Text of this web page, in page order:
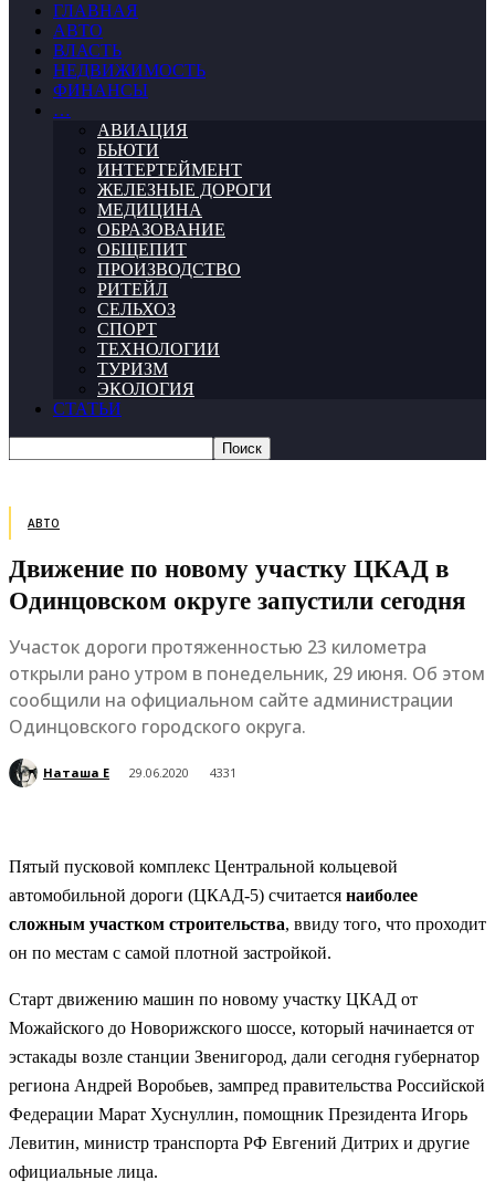
ГЛАВНАЯ
АВТО
ВЛАСТЬ
НЕДВИЖИМОСТЬ
ФИНАНСЫ
…
АВИАЦИЯ
БЬЮТИ
ИНТЕРТЕЙМЕНТ
ЖЕЛЕЗНЫЕ ДОРОГИ
МЕДИЦИНА
ОБРАЗОВАНИЕ
ОБЩЕПИТ
ПРОИЗВОДСТВО
РИТЕЙЛ
СЕЛЬХОЗ
СПОРТ
ТЕХНОЛОГИИ
ТУРИЗМ
ЭКОЛОГИЯ
СТАТЬИ
АВТО
Движение по новому участку ЦКАД в
Одинцовском округе запустили сегодня
Участок дороги протяженностью 23 километра
открыли рано утром в понедельник, 29 июня. Об этом
сообщили на официальном сайте администрации
Одинцовского городского округа.
Наташа Е 29.06.2020 4331
Пятый пусковой комплекс Центральной кольцевой
автомобильной дороги (ЦКАД-5) считается наиболее
сложным участком строительства, ввиду того, что проходит
он по местам с самой плотной застройкой.
Старт движению машин по новому участку ЦКАД от
Можайского до Новорижского шоссе, который начинается от
эстакады возле станции Звенигород, дали сегодня губернатор
региона Андрей Воробьев, зампред правительства Российской
Федерации Марат Хуснуллин, помощник Президента Игорь
Левитин, министр транспорта РФ Евгений Дитрих и другие
официальные лица.